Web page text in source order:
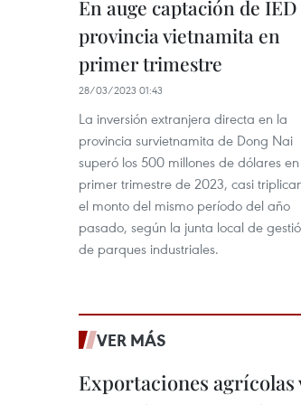
En auge captación de IED
provincia vietnamita en
primer trimestre
28/03/2023 01:43
La inversión extranjera directa en la
provincia survietnamita de Dong Nai
superó los 500 millones de dólares
primer trimestre de 2023, casi
el monto del mismo período del año
pasado, según la junta local de
de parques industriales.
VER MÁS
Exportaciones